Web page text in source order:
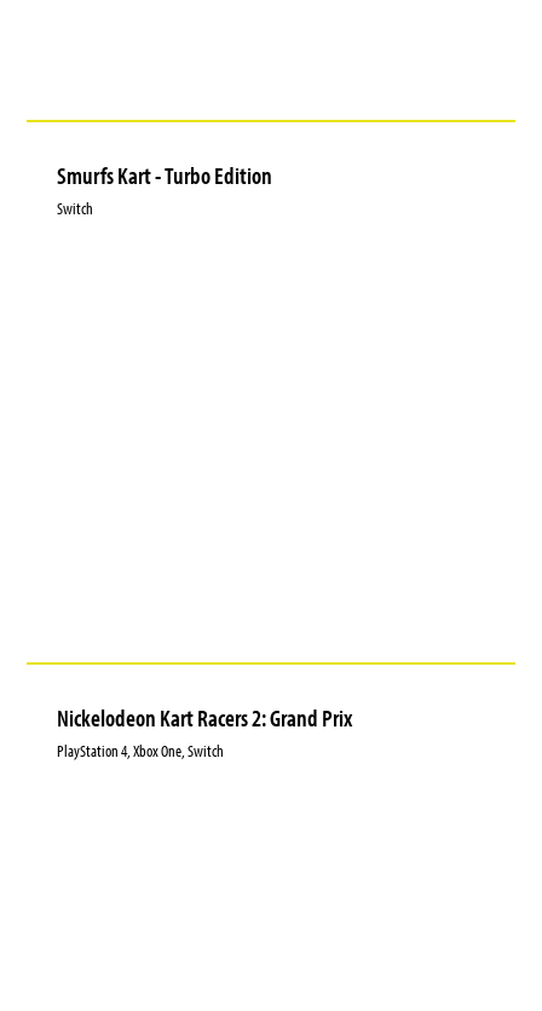
Smurfs Kart - Turbo Edition
Switch
Nickelodeon Kart Racers 2: Grand Prix
PlayStation 4, Xbox One, Switch